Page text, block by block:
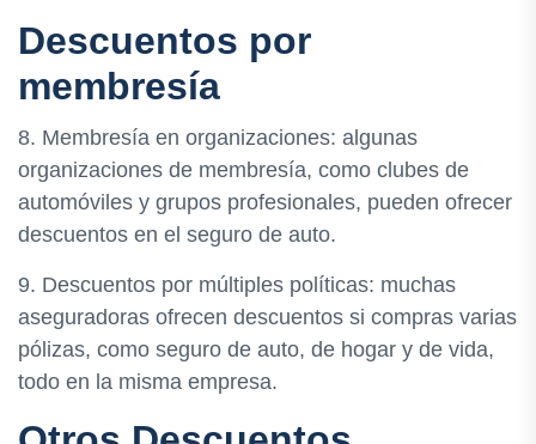
Descuentos por
membresía
8. Membresía en organizaciones: algunas
organizaciones de membresía, como clubes de
automóviles y grupos profesionales, pueden ofrecer
descuentos en el seguro de auto.
9. Descuentos por múltiples políticas: muchas
aseguradoras ofrecen descuentos si compras varias
pólizas, como seguro de auto, de hogar y de vida,
todo en la misma empresa.